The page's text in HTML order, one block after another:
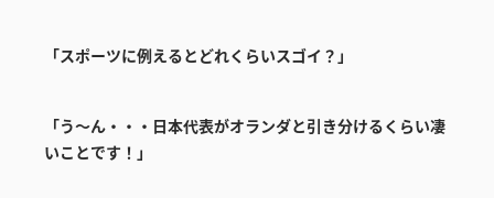
「スポーツに例えるとどれくらいスゴイ？」
「う～ん・・・日本代表がオランダと引き分けるくらい凄
いことです！」